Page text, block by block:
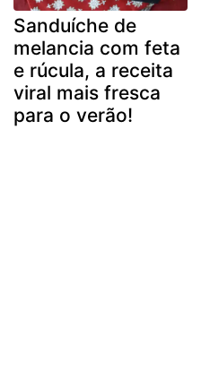
Sanduíche de
melancia com feta
e rúcula, a receita
viral mais fresca
para o verão!